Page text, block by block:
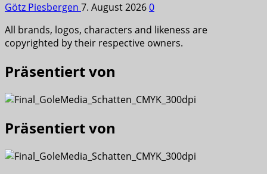
Götz Piesbergen 7. August 20260
All brands, logos, characters and likeness are
copyrighted by their respective owners.
Präsentiert von
Präsentiert von